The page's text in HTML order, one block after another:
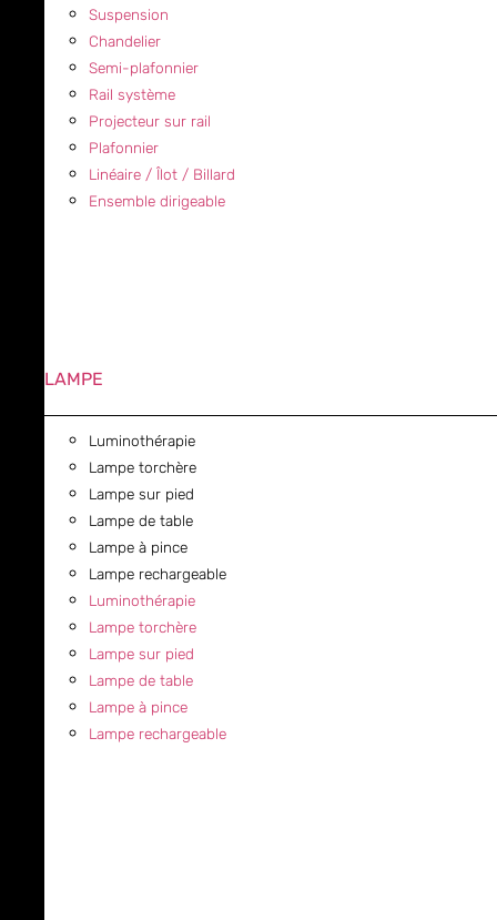
Suspension
Chandelier
Semi-plafonnier
Rail système
Projecteur sur rail
Plafonnier
Linéaire / Îlot / Billard
Ensemble dirigeable
LAMPE
Luminothérapie
Lampe torchère
Lampe sur pied
Lampe de table
Lampe à pince
Lampe rechargeable
Luminothérapie
Lampe torchère
Lampe sur pied
Lampe de table
Lampe à pince
Lampe rechargeable